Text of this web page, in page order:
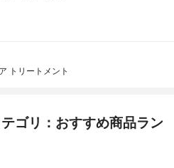
トリートメント
ゴリ：おすすめ商品ラン